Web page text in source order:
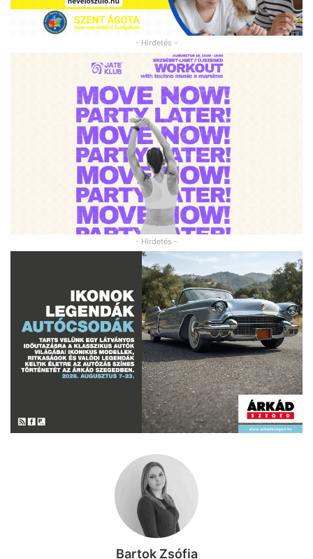
- Hirdetés -
- Hirdetés -
Bartok Zsófia